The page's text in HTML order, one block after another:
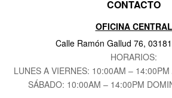
CONTACTO
OFICINA CENTRAL
Calle Ramón Gallud 76,
HORARIOS:
LUNES A VIERNES: 10:00AM –
SÁBADO: 10:00AM – 14:00PM